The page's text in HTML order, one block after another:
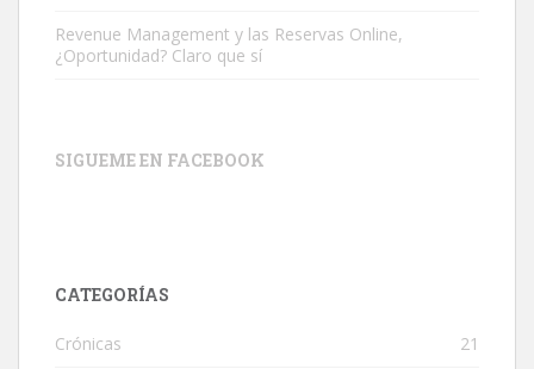
Revenue Management y las Reservas Online,
¿Oportunidad? Claro que sí
SIGUEME EN FACEBOOK
CATEGORÍAS
Crónicas 21